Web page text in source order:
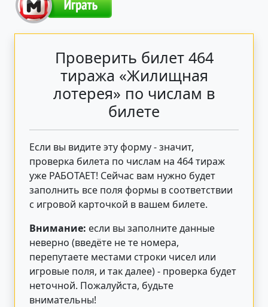
Проверить билет 464
тиража «Жилищная
лотерея» по числам в
билете
Если вы видите эту форму - значит,
проверка билета по числам на 464 тираж
уже РАБОТАЕТ! Сейчас вам нужно будет
заполнить все поля формы в соответствии
с игровой карточкой в вашем билете.
Внимание: если вы заполните данные
неверно (введёте не те номера,
перепутаете местами строки чисел или
игровые поля, и так далее) - проверка будет
неточной. Пожалуйста, будьте
внимательны!